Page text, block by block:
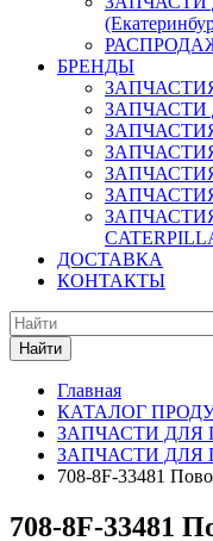
БРЕНДЫ
ЗАПЧАСТИ
ДОСТАВКА
КОНТАКТЫ
Найти
Главная
КАТАЛОГ
ЗАПЧАСТИ ДЛЯ
ЗАПЧАСТИ ДЛЯ
708-8F-33481
708-8F-33481